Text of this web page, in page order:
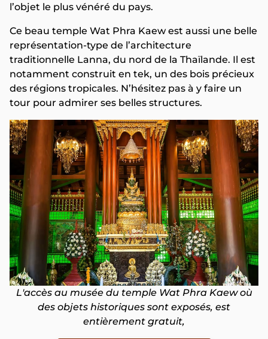
l’objet le plus vénéré du pays.
Ce beau temple Wat Phra Kaew est aussi une belle
représentation-type de l’architecture
traditionnelle Lanna, du nord de la Thaïlande. Il est
notamment construit en tek, un des bois précieux
des régions tropicales. N’hésitez pas à y faire un
tour pour admirer ses belles structures.
L'accès au musée du temple Wat Phra Kaew où
des objets historiques sont exposés, est
entièrement gratuit,